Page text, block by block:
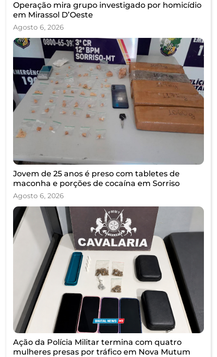
Operação mira grupo investigado por homicídio
em Mirassol D’Oeste
Agosto 6, 2026
Jovem de 25 anos é preso com tabletes de
maconha e porções de cocaína em Sorriso
Agosto 6, 2026
Ação da Polícia Militar termina com quatro
mulheres presas por tráfico em Nova Mutum